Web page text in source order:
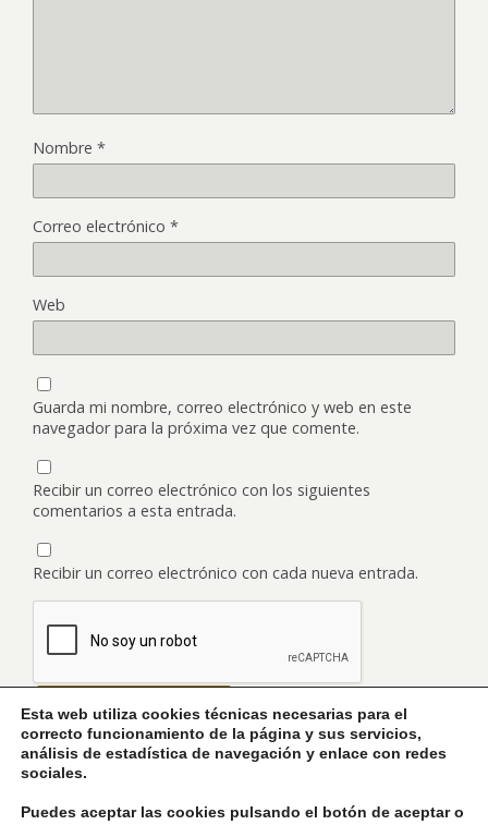
Nombre *
Correo electrónico *
Web
Guarda mi nombre, correo electrónico y web en este
navegador para la próxima vez que comente.
Recibir un correo electrónico con los siguientes
comentarios a esta entrada.
Recibir un correo electrónico con cada nueva entrada.
Volver arriba
Esta web utiliza cookies técnicas necesarias para el
correcto funcionamiento de la página y sus servicios,
análisis de estadística de navegación y enlace con redes
sociales.
Puedes aceptar las cookies pulsando el botón de aceptar o